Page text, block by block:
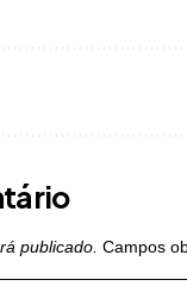
publicado. Campos